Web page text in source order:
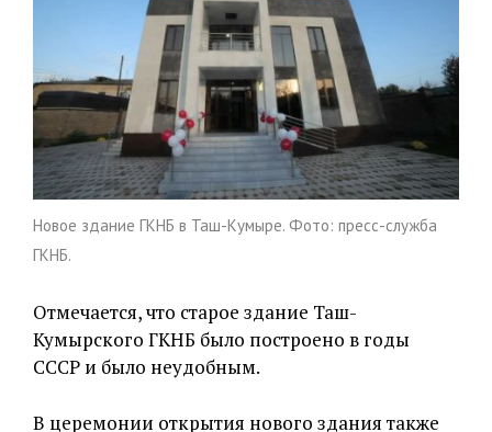
Новое здание ГКНБ в Таш-Кумыре. Фото: пресс-служба
ГКНБ.
Отмечается, что старое здание Таш-
Кумырского ГКНБ было построено в годы
СССР и было неудобным.
В церемонии открытия нового здания также